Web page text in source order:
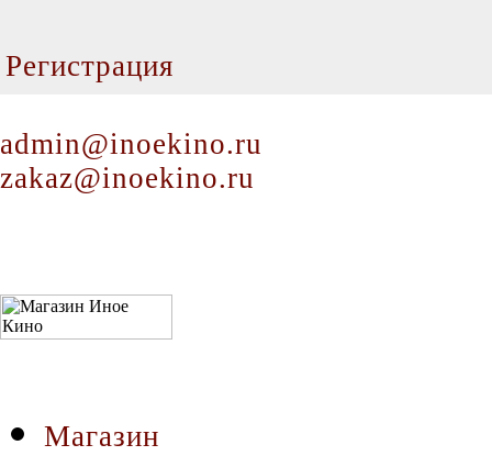
Регистрация
admin@inoekino.ru
zakaz@inoekino.ru
Магазин